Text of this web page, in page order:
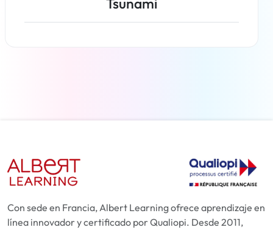
Con sede en Francia, Albert Learning ofrece aprendizaje en
línea innovador y certificado por Qualiopi. Desde 2011,